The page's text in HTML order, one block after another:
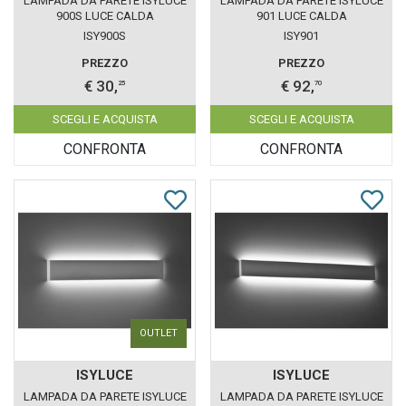
900S LUCE CALDA
ISY900S
PREZZO
€ 30, 25
SCEGLI E ACQUISTA
CONFRONTA
901 LUCE CALDA
ISY901
PREZZO
€ 92,70
SCEGLI E ACQUISTA
CONFRONTA
OUTLET
ISYLUCE
LAMPADA DA PARETE ISYLUCE
ISYLUCE
LAMPADA DA PARETE ISYLUCE